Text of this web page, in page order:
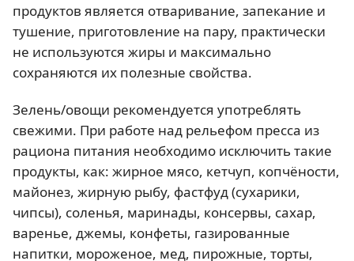
продуктов является отваривание, запекание и
тушение, приготовление на пару, практически
не используются жиры и максимально
сохраняются их полезные свойства.
Зелень/овощи рекомендуется употреблять
свежими. При работе над рельефом пресса из
рациона питания необходимо исключить такие
продукты, как: жирное мясо, кетчуп, копчёности,
майонез, жирную рыбу, фастфуд (сухарики,
чипсы), соленья, маринады, консервы, сахар,
варенье, джемы, конфеты, газированные
напитки, мороженое, мед, пирожные, торты,